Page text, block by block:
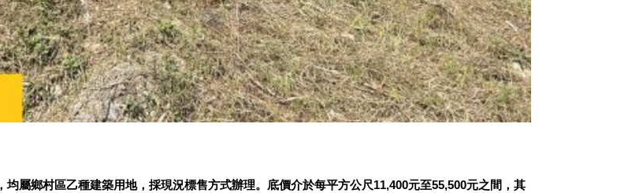
屬鄉村區乙種建築用地，採現況標售方式辦理。底價介於每平方公尺11,400元至55,500元之間，其